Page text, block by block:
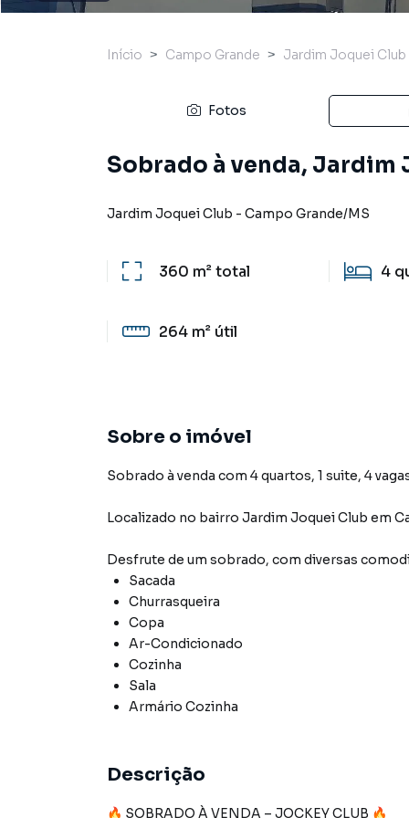
Início Campo Grande Jardim Joquei Club
Fotos
Sobrado à venda, Jardim
Jardim Joquei Club - Campo Grande/MS
360 m²total 4
264 m² útil
Sobre o imóvel
Sobrado à venda com 4 quartos, 1 suite, 4
Localizado no bairro Jardim Joquei Club em
Desfrute de um sobrado, com diversas
Sacada
Churrasqueira
Copa
Ar-Condicionado
Cozinha
Sala
Armário Cozinha
Descrição
🔥 SOBRADO À VENDA – JOCKEY CLUB 🔥